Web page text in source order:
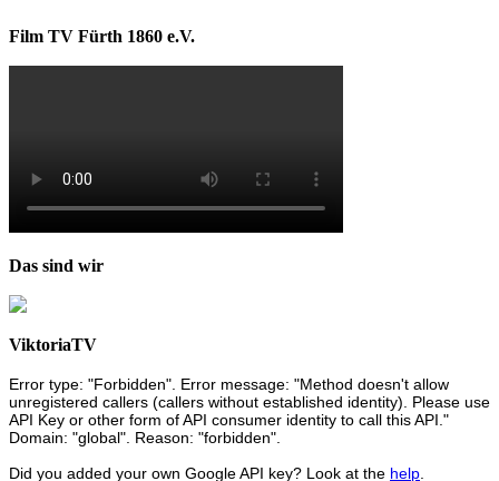
Film TV Fürth 1860 e.V.
Das sind wir
ViktoriaTV
Error type: "Forbidden". Error message: "Method doesn't allow
unregistered callers (callers without established identity). Please use
API Key or other form of API consumer identity to call this API."
Domain: "global". Reason: "forbidden".
Did you added your own Google API key? Look at the help